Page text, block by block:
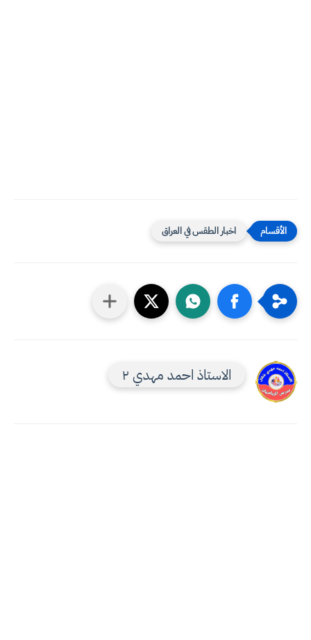
اخبار الطقس في العراق
الاستاذ احمد مهدي ٢